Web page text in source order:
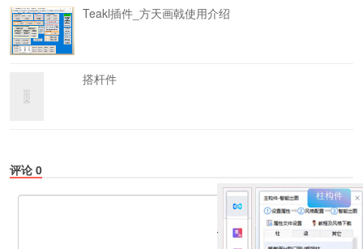
Teakl插件_方天画戟使用介绍
搭杆件
评论 0